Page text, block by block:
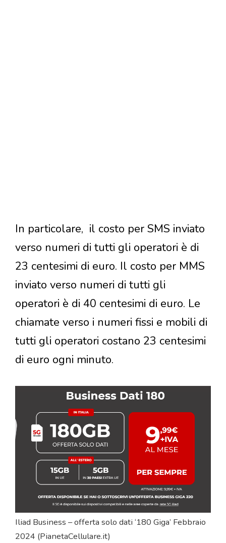
In particolare, il costo per SMS inviato
verso numeri di tutti gli operatori è di
23 centesimi di euro. Il costo per MMS
inviato verso numeri di tutti gli
operatori è di 40 centesimi di euro. Le
chiamate verso i numeri fissi e mobili di
tutti gli operatori costano 23 centesimi
di euro ogni minuto.
Iliad Business – offerta solo dati ‘180 Giga’ Febbraio
2024 (PianetaCellulare.it)